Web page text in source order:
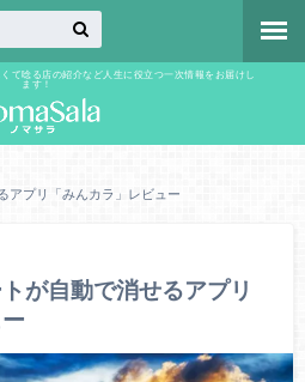
て唸る店の紹介など人生に役立つ一次情報をお届けし
ます！
アプリ「みんカラ」レビュー
が自動で消せるアプリ